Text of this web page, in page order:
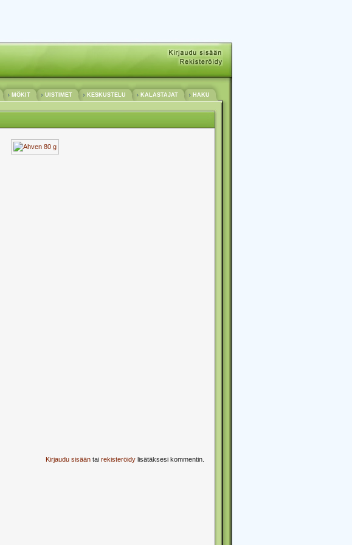
MÖKIT UISTIMET KESKUSTELU KALASTAJAT HAKU
Kirjaudu sisään tai rekisteröidy lisätäksesi kommentin.